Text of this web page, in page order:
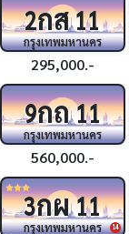
2กส11
กรุงเทพมหานคร
295,000.-
9กถ11
กรุงเทพมหานคร
560,000.-
14
3กผ11
กรุงเทพมหานคร